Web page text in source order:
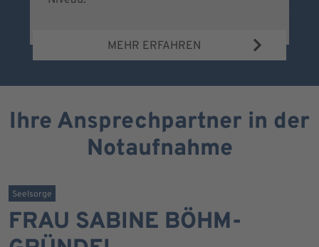
MEHR ERFAHREN
Ihre Ansprechpartner in der
Notaufnahme
Seelsorge
FRAU SABINE BÖHM-